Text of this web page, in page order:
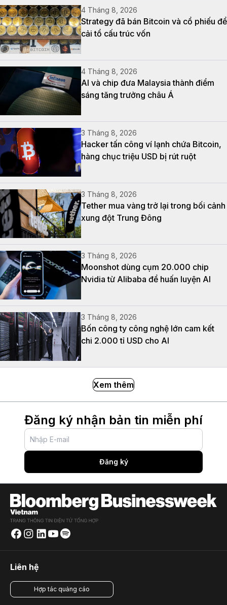
4 Tháng 8, 2026
Strategy đã bán Bitcoin và cổ phiếu để
cải tổ cấu trúc vốn
4 Tháng 8, 2026
AI và chip đưa Malaysia thành điểm
sáng tăng trưởng châu Á
3 Tháng 8, 2026
Hacker tấn công ví lạnh chứa Bitcoin,
hàng chục triệu USD bị rút ruột
3 Tháng 8, 2026
Tether mua vàng trở lại trong bối cảnh
xung đột Trung Đông
3 Tháng 8, 2026
Moonshot dùng cụm 20.000 chip
Nvidia từ Alibaba để huấn luyện AI
3 Tháng 8, 2026
Bốn công ty công nghệ lớn cam kết
chi 2.000 tỉ USD cho AI
Xem thêm
Đăng ký nhận bản tin miễn phí
Đăng ký
Liên hệ
Hợp tác quảng cáo